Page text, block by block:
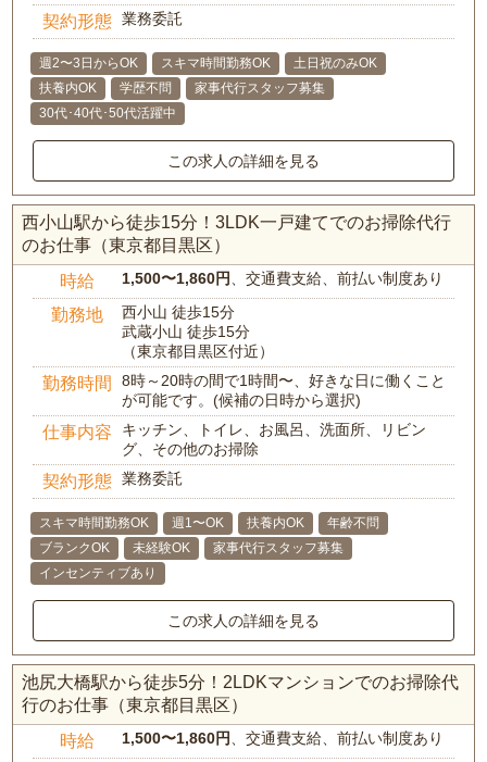
契約形態 業務委託
週2〜3日からOK スキマ時間勤務OK
土日祝のみOK
扶養内OK
学歴不問
家事代行スタッフ募集
30代･40代･50代活躍中
この求人の詳細を見る
西小山駅から徒歩15分！3LDK一戸建てでのお掃除代行
のお仕事（東京都目黒区）
時給 1,500〜1,860円、交通費支給、前払い制度あり
勤務地
西小山 徒歩15分
武蔵小山 徒歩15分
（東京都目黒区付近）
勤務時間
8時～20時の間で1時間〜、好きな日に働くこと
が可能です。(候補の日時から選択)
仕事内容
キッチン、トイレ、お風呂、洗面所、リビン
グ、その他のお掃除
契約形態 業務委託
スキマ時間勤務OK 週1〜OK 扶養内OK
年齢不問
ブランクOK
未経験OK
家事代行スタッフ募集
インセンティブあり
この求人の詳細を見る
池尻大橋駅から徒歩5分！2LDKマンションでのお掃除代
行のお仕事（東京都目黒区）
時給 1,500〜1,860円、交通費支給、前払い制度あり